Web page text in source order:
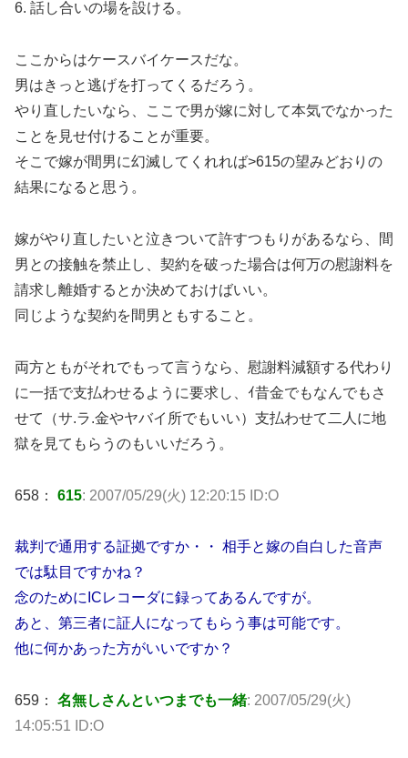
6. 話し合いの場を設ける。
ここからはケースバイケースだな。
男はきっと逃げを打ってくるだろう。
やり直したいなら、ここで男が嫁に対して本気でなかった
ことを見せ付けることが重要。
そこで嫁が間男に幻滅してくれれば>615の望みどおりの
結果になると思う。
嫁がやり直したいと泣きついて許すつもりがあるなら、間
男との接触を禁止し、契約を破った場合は何万の慰謝料を
請求し離婚するとか決めておけばいい。
同じような契約を間男ともすること。
両方ともがそれでもって言うなら、慰謝料減額する代わり
に一括で支払わせるように要求し、ｲ昔金でもなんでもさ
せて（サ.ラ.金やヤバイ所でもいい）支払わせて二人に地
獄を見てもらうのもいいだろう。
658： 615: 2007/05/29(火) 12:20:15 ID:O
裁判で通用する証拠ですか・・ 相手と嫁の自白した音声
では駄目ですかね？
念のためにICレコーダに録ってあるんですが。
あと、第三者に証人になってもらう事は可能です。
他に何かあった方がいいですか？
659： 名無しさんといつまでも一緒: 2007/05/29(火)
14:05:51 ID:O